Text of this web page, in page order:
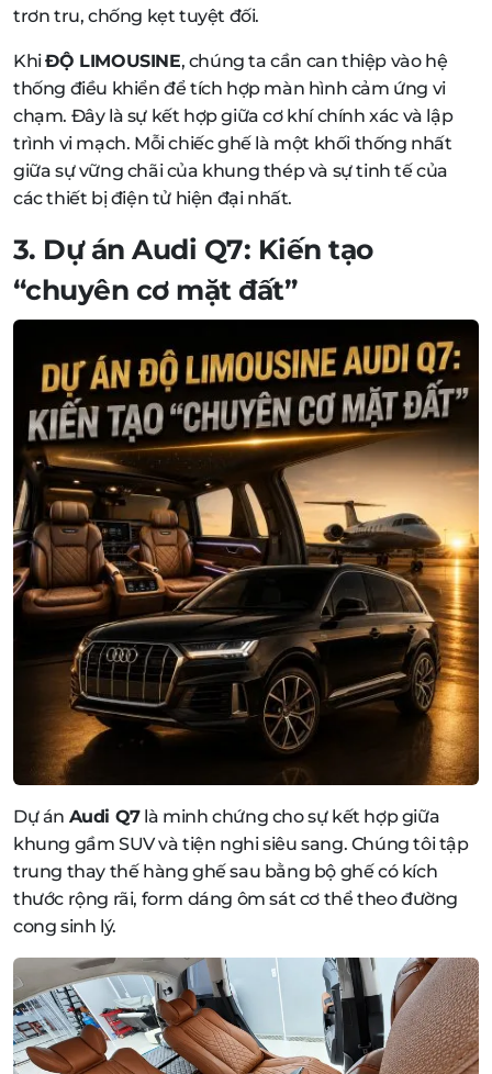
trơn tru, chống kẹt tuyệt đối.
KhiĐỘ LIMOUSINE, chúng ta cần can thiệp vào hệ
thống điều khiển để tích hợp màn hình cảm ứng vi
chạm. Đây là sự kết hợp giữa cơ khí chính xác và lập
trình vi mạch. Mỗi chiếc ghế là một khối thống nhất
giữa sự vững chãi của khung thép và sự tinh tế của
các thiết bị điện tử hiện đại nhất.
3. Dự ánAudi Q7: Kiến tạo
“chuyên cơ mặt đất”
Dự án Audi Q7là minh chứng cho sự kết hợp giữa
khung gầm SUV và tiện nghi siêu sang. Chúng tôi tập
trung thay thế hàng ghế sau bằng bộ ghế có kích
thước rộng rãi, form dáng ôm sát cơ thể theo đường
cong sinh lý.